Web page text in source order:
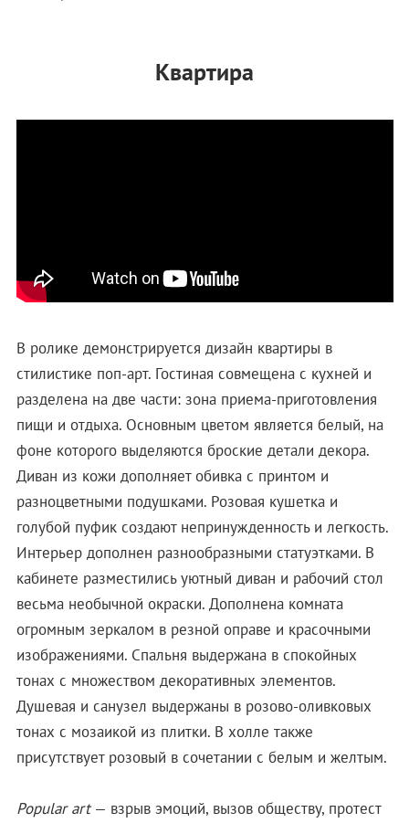
Квартира
В ролике демонстрируется дизайн квартиры в
стилистике поп-арт. Гостиная совмещена с кухней и
разделена на две части: зона приема-приготовления
пищи и отдыха. Основным цветом является белый, на
фоне которого выделяются броские детали декора.
Диван из кожи дополняет обивка с принтом и
разноцветными подушками. Розовая кушетка и
голубой пуфик создают непринужденность и легкость.
Интерьер дополнен разнообразными статуэтками. В
кабинете разместились уютный диван и рабочий стол
весьма необычной окраски. Дополнена комната
огромным зеркалом в резной оправе и красочными
изображениями. Спальня выдержана в спокойных
тонах с множеством декоративных элементов.
Душевая и санузел выдержаны в розово-оливковых
тонах с мозаикой из плитки. В холле также
присутствует розовый в сочетании с белым и желтым.
Popular art— взрыв эмоций, вызов обществу, протест